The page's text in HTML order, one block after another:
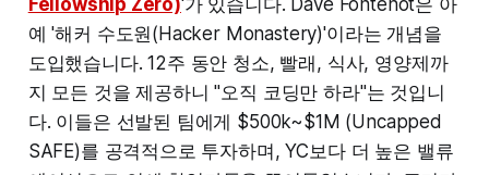
Fellowship Zero)'가 있습니다. Dave Fontenot은 아
예 '해커 수도원(Hacker Monastery)'이라는 개념을
도입했습니다. 12주 동안 청소, 빨래, 식사, 영양제까
지 모든 것을 제공하니 "오직 코딩만 하라"는 것입니
다. 이들은 선발된 팀에게 $500k~$1M (Uncapped
SAFE)를 공격적으로 투자하며, YC보다 더 높은 밸류